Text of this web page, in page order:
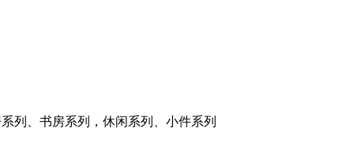
列、书房系列，休闲系列、小件系列